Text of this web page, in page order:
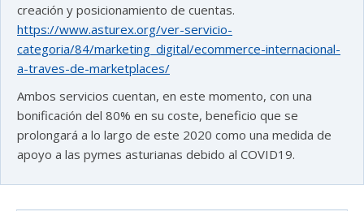
creación y posicionamiento de cuentas.
https://www.asturex.org/ver-servicio-
categoria/84/marketing_digital/ecommerce-internacional-
a-traves-de-marketplaces/
Ambos servicios cuentan, en este momento, con una
bonificación del 80% en su coste, beneficio que se
prolongará a lo largo de este 2020 como una medida de
apoyo a las pymes asturianas debido al COVID19.